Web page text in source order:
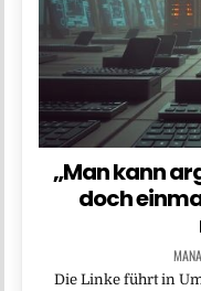
„Man kann
doch
Die Linke führt in